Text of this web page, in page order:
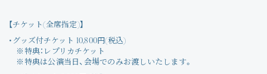
Movie
【チケット(全席指定)】
・グッズ付チケット 10,800円(税込)
※特典：レプリカチケット
※特典は公演当日、会場でのみお渡しいたします。